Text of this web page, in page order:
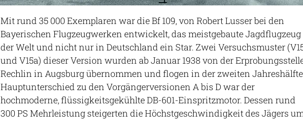
Mit rund 35 000 Exemplaren war die Bf 109, von Robert Lusser bei den
Bayerischen Flugzeugwerken entwickelt, das meistgebaute Jagdflugzeug
der Welt und nicht nur in Deutschland ein Star. Zwei Versuchsmuster
und V15a) dieser Version wurden ab Januar 1938 von der
Rechlin in Augsburg übernommen und flogen in der zweiten
Hauptunterschied zu den Vorgängerversionen A bis D war der
hochmoderne, flüssigkeitsgekühlte DB-601-Einspritzmotor. Dessen rund
300 PS Mehrleistung steigerten die Höchstgeschwindigkeit des Jägers